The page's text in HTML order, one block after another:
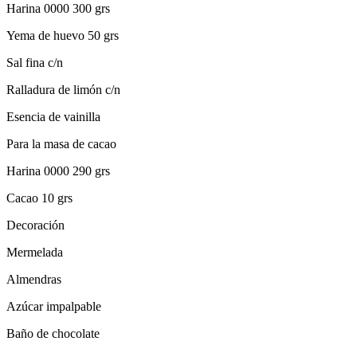
Harina 0000 300 grs
Yema de huevo 50 grs
Sal fina c/n
Ralladura de limón c/n
Esencia de vainilla
Para la masa de cacao
Harina 0000 290 grs
Cacao 10 grs
Decoración
Mermelada
Almendras
Azúcar impalpable
Baño de chocolate